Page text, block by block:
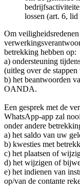
lossen (art. 6,
Om
betrekking hebben op:
a) ondersteuning
(uitleg over de
b) het beantwoorden
OANDA.
Een gesprek met de
WhatsApp-app zal
onder andere
a) het saldo van uw
b) kwesties met
c) het plaatsen of
d) het wijzigen of
e) het indienen van
op/van de contante